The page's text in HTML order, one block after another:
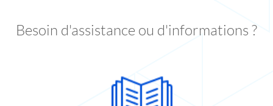
Besoin d'assistance ou d'informations ?